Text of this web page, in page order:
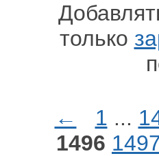
только
← 1 ...
1496